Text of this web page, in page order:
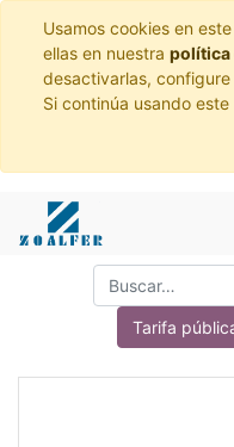
Usamos cookies en
ellas en nuestra política
desactivarlas,
Si continúa usando
Tarifa